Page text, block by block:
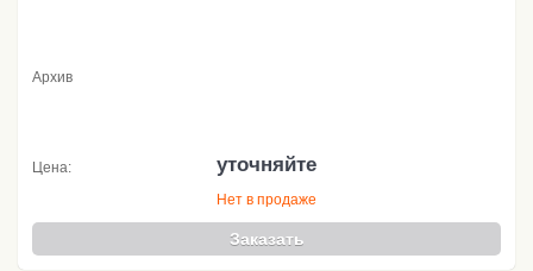
Архив
Цена: уточняйте
Нет в продаже
Заказать